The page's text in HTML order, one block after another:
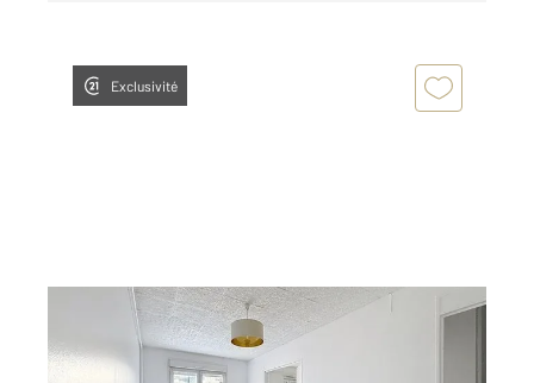
Exclusivité
REIMS 51
2 , 2 pièces
Ref : 17549